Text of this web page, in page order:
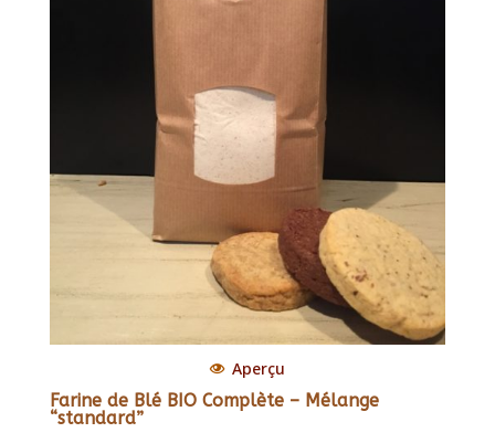
Aperçu
Farine de Blé BIO Complète – Mélange
“standard”